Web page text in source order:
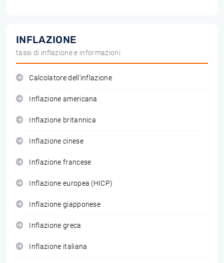
INFLAZIONE
tassi di inflazione e informazioni
Calcolatore dell'inflazione
Inflazione americana
Inflazione britannica
Inflazione cinese
Inflazione francese
Inflazione europea (HICP)
Inflazione giapponese
Inflazione greca
Inflazione italiana